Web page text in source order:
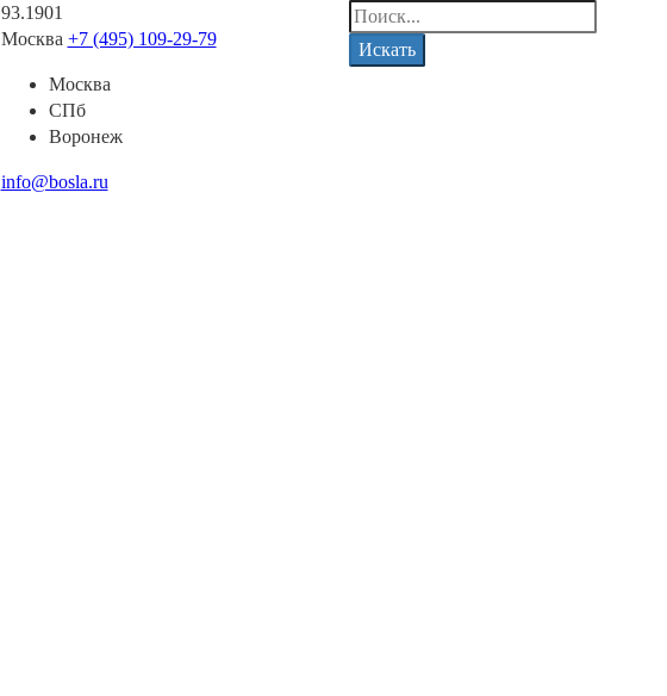
93.1901
Москва +7 (495) 109-29-79
Москва
СПб
Воронеж
info@bosla.ru
Искать